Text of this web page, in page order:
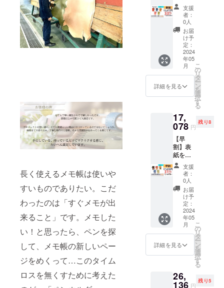
長く使えるメモ帳は使いや
すいものでありたい。こだ
わったのは「すぐメモが出
来ること」です。メモした
い！と思ったら、ペンを探
して、メモ帳の新しいペー
ジをめくって…このタイム
ロスを無くすために考えた
(50
枚)、ス
ティッ
ク、予
備リン
グ、予
備しお
り （一
般販売
価格
27,720
9,148円
人のた
めの
「LUCE
RING
left」全
色セッ
ト キャ
メル、
ルー、
レッ
ド、メ
ロン、
の5色
セット
です。
付属品
(1冊に
つき)：
交換リ
フィル
枚)、ス
ティッ
ク、予
備リン
グ、予
備しお
り （一
般販売
7,623円
お得）
支援
者：
0人
お届
け予
定：
2024
年05
月
詳細を見る
こ
の
リ
タ
ー
ン
を
選
択
す
る
17,
078 円
残り8
【早
割】表
紙を着
せ替え
出来る
「LUCE
RING
dress」
5冊セッ
ト 付属
品(1冊
につ
き)：交
換リ
フィル
(50
ティッ
ク、予
支援
者：
0人
お届
け予
定：
2024
年05
月
詳細を見る
こ
の
リ
タ
ー
ン
を
選
択
す
る
26,
136 円
残り5